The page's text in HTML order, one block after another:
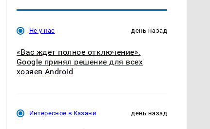
Не у нас день назад
«Вас ждет полное отключение».
Google принял решение для всех
хозяев Android
Интересное в Казани день назад